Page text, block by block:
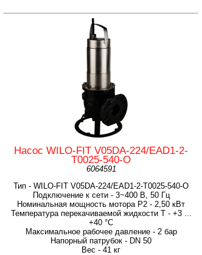
Насос WILO-FIT V05DA-224/EAD1-2-
T0025-540-O
6064591
Тип - WILO-FIT V05DA-224/EAD1-2-T0025-540-O
Подключение к сети - 3~400 В, 50 Гц
Номинальная мощность мотора P2 - 2,50 кВт
Температура перекачиваемой жидкости T - +3 ...
+40 °C
Максимальное рабочее давление - 2 бар
Напорный патрубок - DN 50
Вес - 41 кг